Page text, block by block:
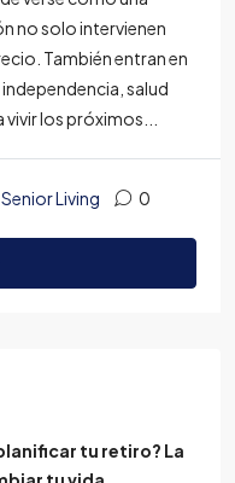
no solo intervienen
También entran en
salud
los próximos...
Senior Living 0
tu retiro? La